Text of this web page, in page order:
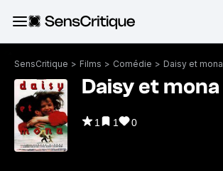
SensCritique > Films > Comédie > Daisy et mona
Daisy et mona
1 1 0